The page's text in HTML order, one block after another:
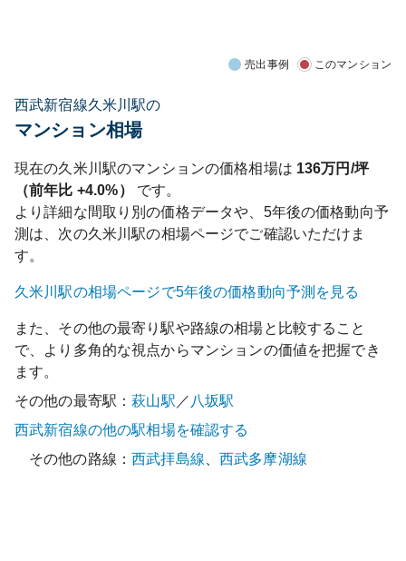
売出事例 このマンション
西武新宿線久米川駅の
マンション相場
現在の久米川 駅のマンションの価格相場は 136万円/坪
（前年比 +4.0%）
です。
より詳細な間取り別の価格データや、5年後の価格動向予
測は、次の久米川駅の相場ページでご確認いただけま
す。
久米川駅の相場ページで5年後の価格動向予測を見る
また、その他の最寄り駅や路線の相場と比較すること
で、より多角的な視点からマンションの価値を把握でき
ます。
その他の最寄駅：萩山駅 ／ 八坂駅
西武新宿線の他の駅相場を確認する
その他の路線：西武拝島線 西武多摩湖線